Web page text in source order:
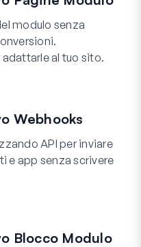
modulo senza
al tuo sito.
Webhooks
API per inviare
e app senza scrivere
Blocco Modulo